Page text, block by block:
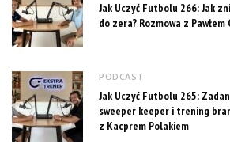
Jak Uczyć Futbolu 266: Jak
do zera? Rozmowa z Pawłem
PODCAST
Jak Uczyć Futbolu 265:
sweeper keeper i trening
z Kacprem Polakiem